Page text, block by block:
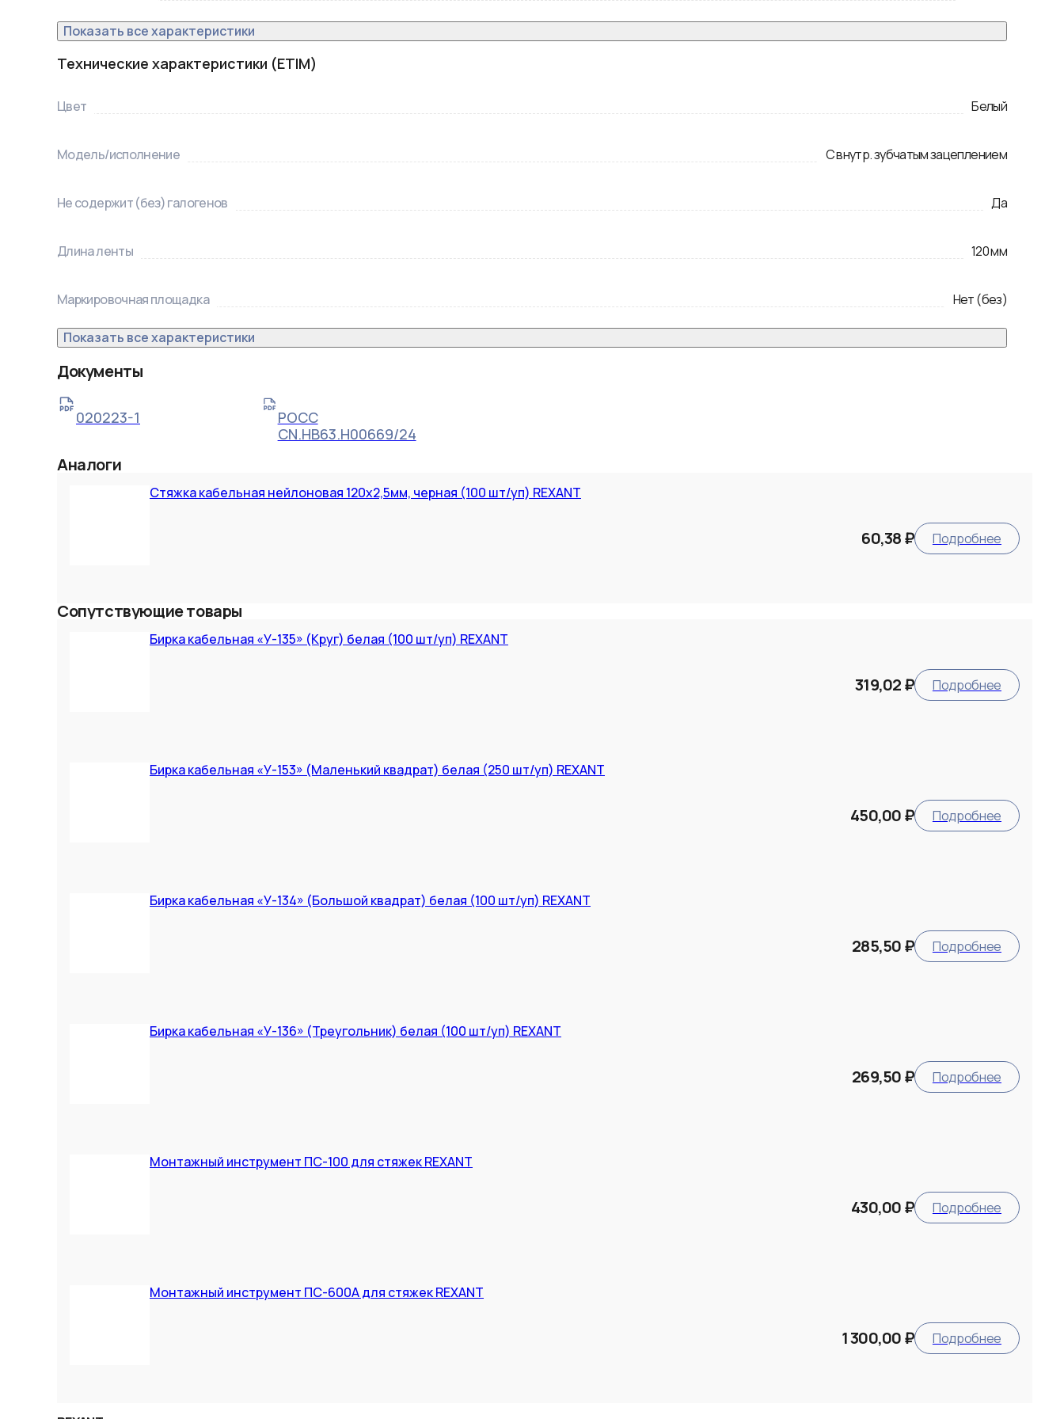
Показать все характеристики
Технические характеристики (ETIM)
Цвет Белый
Модель/исполнение С внутр. зубчатым зацеплением
Не содержит (без) галогенов Да
Длина ленты 120мм
Маркировочная площадка Нет (без)
Показать все характеристики
Документы
020223-1
РОСС
CN.НВ63.Н00669/24
Аналоги
Стяжка кабельная нейлоновая 120x2,5мм, черная (100 шт/уп) REXANT
60,38 ₽ Подробнее
Сопутствующие товары
Бирка кабельная «У-135» (Круг) белая (100 шт/уп) REXANT
319,02 ₽ Подробнее
Бирка кабельная «У-153» (Маленький квадрат) белая (250 шт/уп) REXANT
450,00 ₽ Подробнее
Бирка кабельная «У-134» (Большой квадрат) белая (100 шт/уп) REXANT
285,50 ₽ Подробнее
Бирка кабельная «У-136» (Треугольник) белая (100 шт/уп) REXANT
269,50 ₽ Подробнее
Монтажный инструмент ПС-100 для стяжек REXANT
430,00 ₽ Подробнее
Монтажный инструмент ПС-600А для стяжек REXANT
1 300,00 ₽ Подробнее